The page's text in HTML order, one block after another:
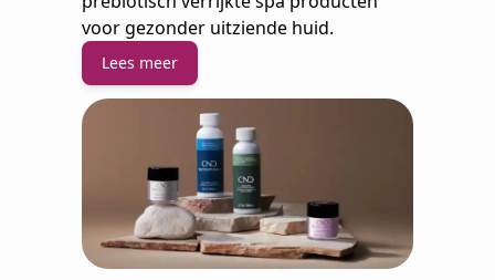
voor gezonder uitziende huid.
Lees meer